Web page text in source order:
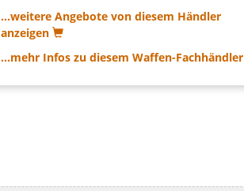
...weitere Angebote von diesem Händler
anzeigen
...mehr Infos zu diesem Waffen-Fachhändler